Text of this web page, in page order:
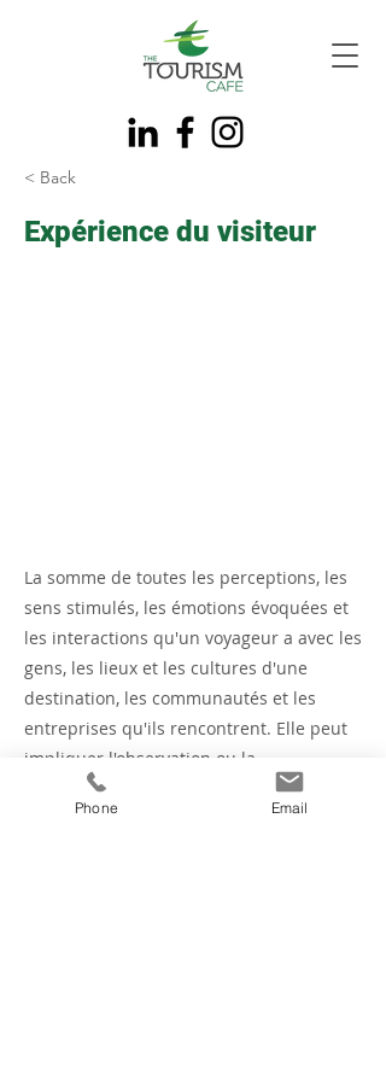
< Back
Expérience du visiteur
La somme de toutes les perceptions, les
sens stimulés, les émotions évoquées et
les interactions qu'un voyageur a avec les
gens, les lieux et les cultures d'une
destination, les communautés et les
entreprises qu'ils rencontrent. Elle peut
impliquer l'observation ou la
participation. Elle peut être active ou
passive, planifiée ou opportuniste,
Phone Email